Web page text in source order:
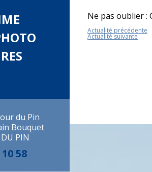
du Pin
Bouquet
PIN
58
Ne pas oublier :
Actualité précédente
Actualité suivante